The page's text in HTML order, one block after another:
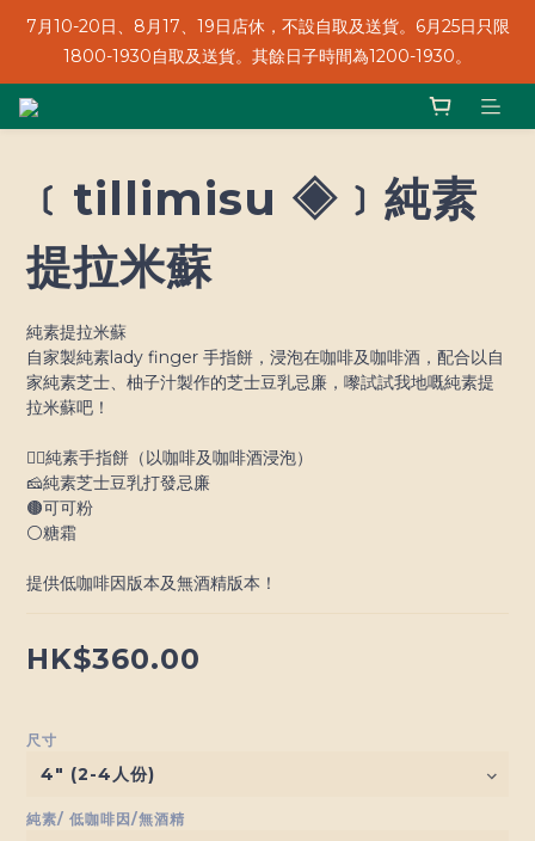
7月10-20日、8月17、19日店休，不設自取及送貨。6月25日只限
1800-1930自取及送貨。其餘日子時間為1200-1930。
7月10-20日、8月17、19日店休，不設自取及送貨。6月25日只限
1800-1930自取及送貨。其餘日子時間為1200-1930。
轉數快/銀行轉帳/信用卡/Payme都收！
7月10-20日、8月17、19日店休，不設自取及送貨。6月25日只限
1800-1930自取及送貨。其餘日子時間為1200-1930。
﹝tillimisu ◈﹞純素
提拉米蘇
純素提拉米蘇
自家製純素lady finger 手指餅，浸泡在咖啡及咖啡酒，配合以自
家純素芝士、柚子汁製作的芝士豆乳忌廉，嚟試試我地嘅純素提
拉米蘇吧！
🖐🏻純素手指餅（以咖啡及咖啡酒浸泡）
🧀純素芝士豆乳打發忌廉
🟤可可粉
⚪️糖霜
提供低咖啡因版本及無酒精版本！
HK$360.00
尺寸
純素/ 低咖啡因/無酒精